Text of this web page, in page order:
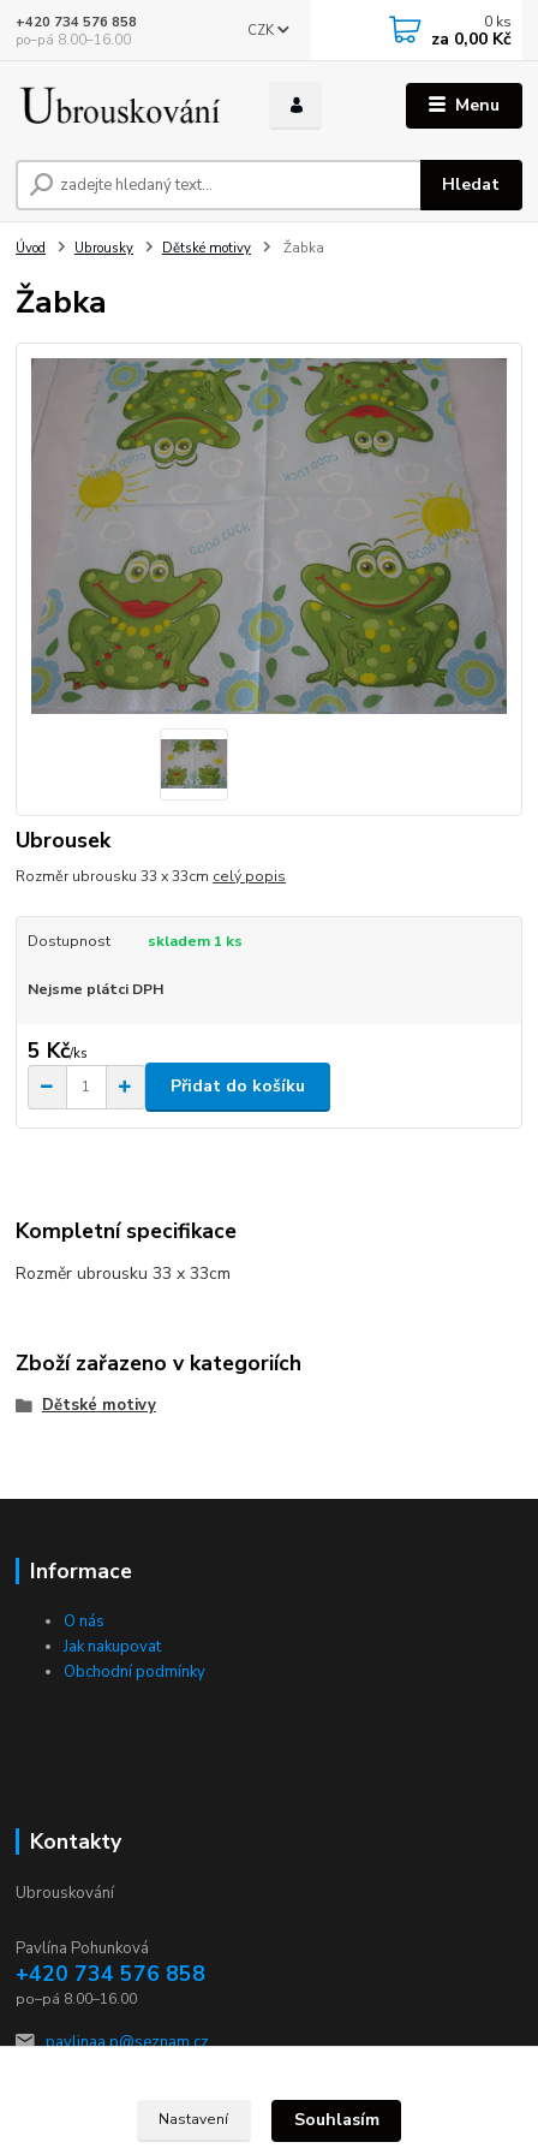
Menu
CZK
Hledat
+420 734 576 858
po–pá 8.00–16.00
0 ks
za 0,00 Kč
Úvod Ubrousky Dětské motivy Žabka
Žabka
Ubrousek
Rozměr ubrousku 33 x 33cm celý popis
Dostupnost skladem 1 ks
Nejsme plátci DPH
5 Kč/ks
Přidat do košíku
Kompletní specifikace
Rozměr ubrousku 33 x 33cm
Zboží zařazeno v kategoriích
Dětské motivy
Informace
O nás
Jak nakupovat
Obchodní podmínky
Kontakty
Ubrouskování
Pavlína Pohunková
+420 734 576 858
po–pá 8.00–16.00
pavlinaa.p@seznam.cz
Nastavení Souhlasím